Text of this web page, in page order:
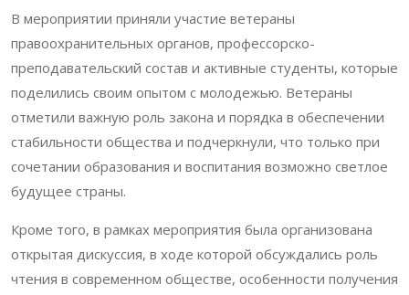
В мероприятии приняли участие ветераны
правоохранительных органов, профессорско-
преподавательский состав и активные студенты, которые
поделились своим опытом с молодежью. Ветераны
отметили важную роль закона и порядка в обеспечении
стабильности общества и подчеркнули, что только при
сочетании образования и воспитания возможно светлое
будущее страны.
Кроме того, в рамках мероприятия была организована
открытая дискуссия, в ходе которой обсуждались роль
чтения в современном обществе, особенности получения